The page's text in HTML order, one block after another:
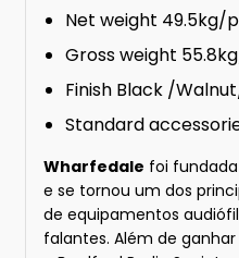
Net weight 49.5kg/
Gross weight
Finish Black /
Standard
Wharfedale foi fundada
e se tornou um dos
de equipamentos
falantes. Além de